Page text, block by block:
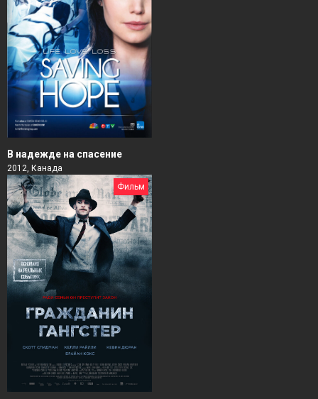
В надежде на спасение
2012, Канада
Фильм